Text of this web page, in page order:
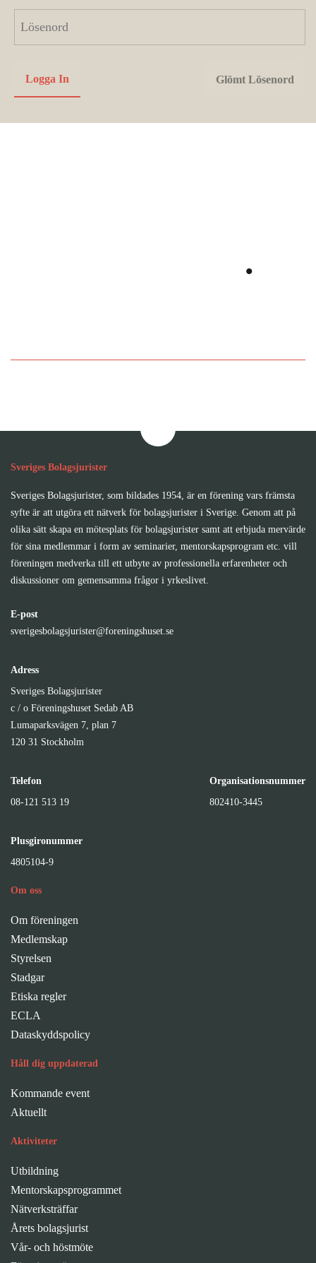
.
Sveriges Bolagsjurister
Sveriges Bolagsjurister, som bildades 1954, är en förening vars främsta
syfte är att utgöra ett nätverk för bolagsjurister i Sverige. Genom att på
olika sätt skapa en mötesplats för bolagsjurister samt att erbjuda mervärde
för sina medlemmar i form av seminarier, mentorskapsprogram etc. vill
föreningen medverka till ett utbyte av professionella erfarenheter och
diskussioner om gemensamma frågor i yrkeslivet.
E-post
sverigesbolagsjurister@foreningshuset.se
Adress
Sveriges Bolagsjurister
c / o Föreningshuset Sedab AB
Lumaparksvägen 7, plan 7
120 31 Stockholm
Telefon
08-121 513 19
Organisationsnummer
802410-3445
Plusgironummer
4805104-9
Om oss
Om föreningen
Medlemskap
Styrelsen
Stadgar
Etiska regler
ECLA
Dataskyddspolicy
Håll dig uppdaterad
Kommande event
Aktuellt
Aktiviteter
Utbildning
Mentorskapsprogrammet
Nätverksträffar
Årets bolagsjurist
Vår- och höstmöte